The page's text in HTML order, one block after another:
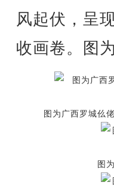
风起伏，呈
收画卷。图
图为广西罗城仫
图